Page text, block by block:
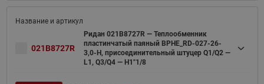
021B8727R
Ридан 021B8727R — Теплообменник
пластинчатый паяный BPHE_RD-027-26-
3,0-H, присоединительный штуцер Q1/Q2 —
L1, Q3/Q4 — H1"1/8